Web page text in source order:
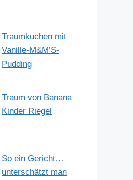
Traumkuchen mit
Vanille-M&M’S-
Pudding
Traum von Banana
Kinder Riegel
So ein Gericht…
unterschätzt man